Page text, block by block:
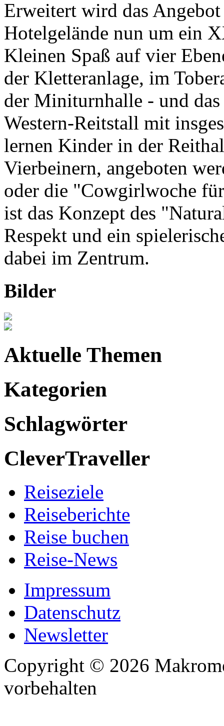
Erweitert wird das
Hotelgelände nun um ein
Kleinen Spaß auf vier
der Kletteranlage, im
der Miniturnhalle - und
Western-Reitstall mit
lernen Kinder in der
Vierbeinern, angeboten
oder die "Cowgirlwoche
ist das Konzept des
Respekt und ein
dabei im Zentrum.
Bilder
Aktuelle Themen
Kategorien
Schlagwörter
CleverTraveller
Reiseziele
Reiseberichte
Reise buchen
Reise-News
Impressum
Datenschutz
Newsletter
Copyright © 2026
vorbehalten